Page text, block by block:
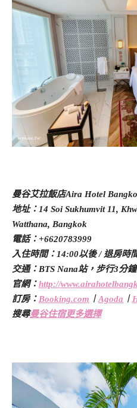
曼谷艾拉飯店Aira Hotel
地址：14 Soi Sukhumvit 11,
Watthana, Bangkok
電話：+6620783999
入住時間：14:00以後 / 退房時
交通：BTS Nana站，步行3分鐘
官網：http://
訂房：Booking.com ︱Agoda ︱
搜尋曼谷住宿更多選擇